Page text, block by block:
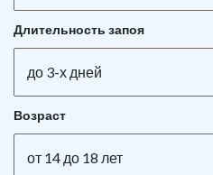
Длительность запоя
до 3-х дней
Возраст
от 14 до 18 лет